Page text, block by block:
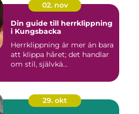
02. nov
Din guide till herrklippning
i Kungsbacka
Herrklippning är mer än bara
att klippa håret; det handlar
om stil, självkä...
29. okt